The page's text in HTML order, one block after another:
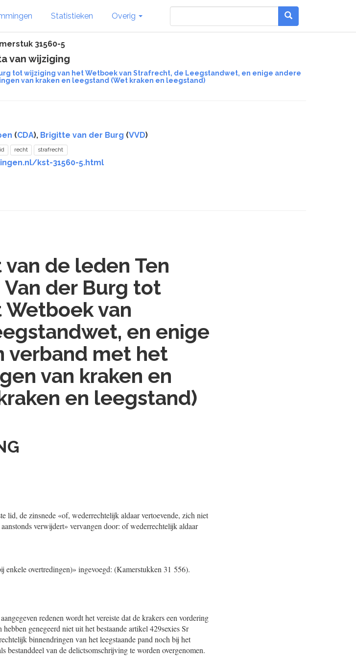
Statistieken Overig
31560-5
van wijziging
tot wijziging van het Wetboek van Strafrecht, de Leegstandwet, en enige andere
van kraken en leegstand (Wet kraken en leegstand)
(CDA), Brigitte van der Burg (VVD)
recht strafrecht
kst-31560-5.html
de leden Ten
der Burg tot
van
en enige
verband met het
van kraken en
en leegstand)
lid, de zinsnede «of, wederrechtelijk aldaar vertoevende, zich niet
verwijdert» vervangen door: of wederrechtelijk aldaar
overtredingen)» ingevoegd: (Kamerstukken 31 556).
redenen wordt het vereiste dat de krakers een vordering
genegeerd niet uit het bestaande artikel 429sexies Sr
binnendringen van het leegstaande pand noch bij het
bestanddeel van de delictsomschrijving te worden overgenomen.